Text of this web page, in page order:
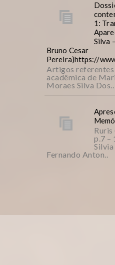
1:
Silva
Bruno Cesar
Pereira)https://
Artigos
acadêmica de
Moraes Silva Dos..
Ruris
p.7 –
Fernando Anton..